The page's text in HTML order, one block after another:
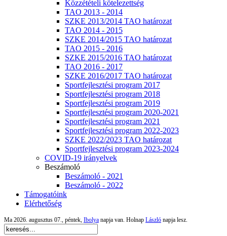
Közzétételi kötelezettség
TAO 2013 - 2014
SZKE 2013/2014 TAO határozat
TAO 2014 - 2015
SZKE 2014/2015 TAO határozat
TAO 2015 - 2016
SZKE 2015/2016 TAO határozat
TAO 2016 - 2017
SZKE 2016/2017 TAO határozat
Sportfejlesztési program 2017
Sportfejlesztési program 2018
Sportfejlesztési program 2019
Sportfejlesztési program 2020-2021
Sportfejlesztési program 2021
Sportfejlesztési program 2022-2023
SZKE 2022/2023 TAO határozat
Sportfejlesztési program 2023-2024
COVID-19 irányelvek
Beszámoló
Beszámoló - 2021
Beszámoló - 2022
Támogatóink
Elérhetőség
Ma 2026. augusztus 07., péntek, Ibolya napja van. Holnap László napja lesz.